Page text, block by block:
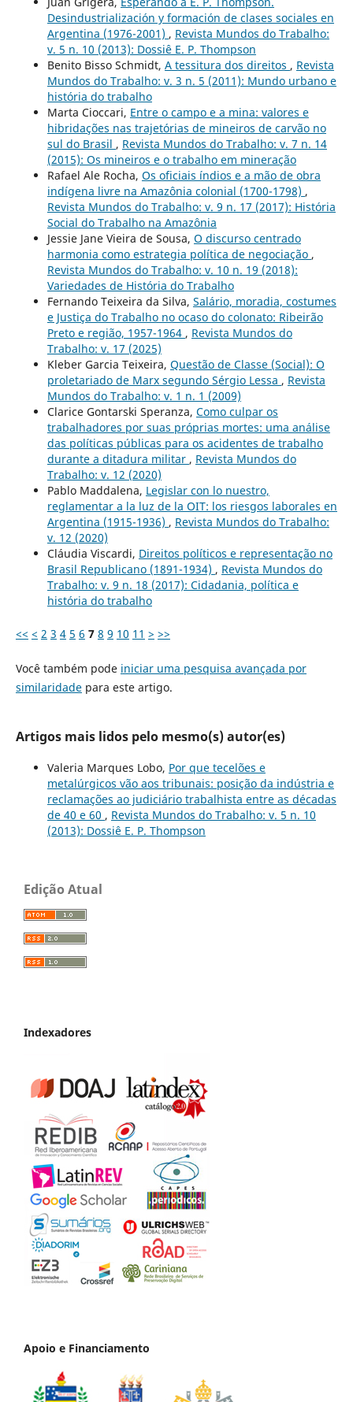
Desindustrialización y formación de clases sociales en
Argentina (1976-2001) , Revista Mundos do Trabalho:
v. 5 n. 10 (2013): Dossiê E. P. Thompson
Benito Bisso Schmidt, A tessitura dos direitos , Revista
Mundos do Trabalho: v. 3 n. 5 (2011): Mundo urbano e
história do trabalho
Marta Cioccari, Entre o campo e a mina: valores e
hibridações nas trajetórias de mineiros de carvão no
sul do Brasil , Revista Mundos do Trabalho: v. 7 n. 14
(2015): Os mineiros e o trabalho em mineração
Rafael Ale Rocha, Os oficiais índios e a mão de obra
indígena livre na Amazônia colonial (1700-1798) ,
Revista Mundos do Trabalho: v. 9 n. 17 (2017): História
Social do Trabalho na Amazônia
Jessie Jane Vieira de Sousa, O discurso centrado
harmonia como estrategia política de negociação ,
Revista Mundos do Trabalho: v. 10 n. 19 (2018):
Variedades de História do Trabalho
Fernando Teixeira da Silva, Salário, moradia, costumes
e Justiça do Trabalho no ocaso do colonato: Ribeirão
Preto e região, 1957-1964 , Revista Mundos do
Trabalho: v. 17 (2025)
Kleber Garcia Teixeira, Questão de Classe (Social): O
proletariado de Marx segundo Sérgio Lessa , Revista
Mundos do Trabalho: v. 1 n. 1 (2009)
Clarice Gontarski Speranza, Como culpar os
trabalhadores por suas próprias mortes: uma análise
das políticas públicas para os acidentes de trabalho
durante a ditadura militar , Revista Mundos do
Trabalho: v. 12 (2020)
Pablo Maddalena, Legislar con lo nuestro,
reglamentar a la luz de la OIT: los riesgos laborales en
Argentina (1915-1936) , Revista Mundos do Trabalho:
v. 12 (2020)
Cláudia Viscardi, Direitos políticos e representação no
Brasil Republicano (1891-1934) , Revista Mundos do
Trabalho: v. 9 n. 18 (2017): Cidadania, política e
história do trabalho
<< < 2 3 4 5 6 7 8 9 10 11 > >>
Você também pode iniciar uma pesquisa avançada por
similaridadepara este artigo.
Artigos mais lidos pelo mesmo(s) autor(es)
Valeria Marques Lobo, Por que tecelões e
metalúrgicos vão aos tribunais: posição da indústria e
reclamações ao judiciário trabalhista entre as décadas
de 40 e 60 , Revista Mundos do Trabalho: v. 5 n. 10
(2013): Dossiê E. P. Thompson
Edição Atual
Indexadores
Apoio e Financiamento